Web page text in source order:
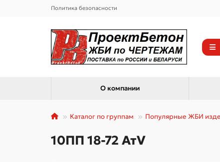
Политика безопасности
О компании
Каталог по группам Популярные ЖБИ
10ПП 18-72 АтV